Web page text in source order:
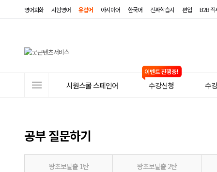
영어회화 시험영어 유럽어 아시아어 한국어 진짜학습지 편입 B2B·
뉴
시원스쿨 스페인어 수강신청 수
공부 질문하기
왕초보탈출 1탄 왕초보탈출 2탄